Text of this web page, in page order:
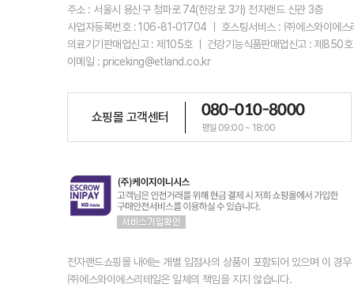
주소 : 서울시 용산구 청파로 74(한강로 3가) 전자랜드 신관 3층
사업자등록번호 : 106-81-01704 ㅣ 호스팅서비스 : ㈜에스와이에
의료기기판매업신고 : 제105호 ㅣ 건강기능식품판매업신고 : 제850
이메일 : priceking@etland.co.kr
쇼핑몰 고객센터 080-010-8000
평일 09:00 ~ 18:00
전자랜드쇼핑몰 내에는 개별 입점사의 상품이 포함되어 있으며 이 경
㈜에스와이에스리테일은 일체의 책임을 지지 않습니다.